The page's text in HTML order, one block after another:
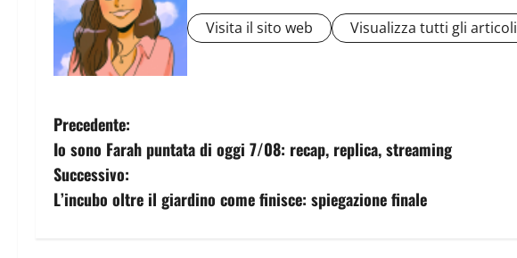
Visita il sito web Visualizza tutti gli articoli
Precedente:
Io sono Farah puntata di oggi 7/08: recap, replica, streaming
Successivo:
L’incubo oltre il giardino come finisce: spiegazione finale